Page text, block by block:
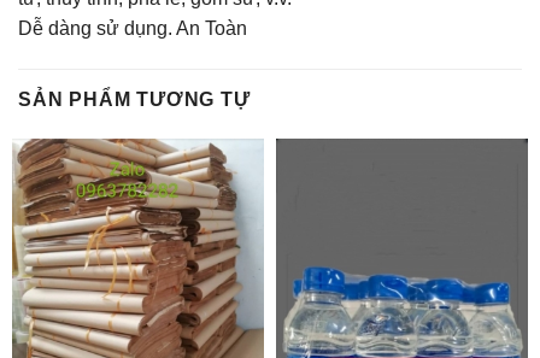
Dễ dàng sử dụng. An Toàn
SẢN PHẨM TƯƠNG TỰ